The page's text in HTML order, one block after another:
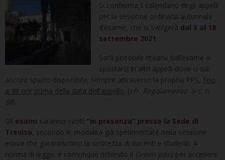
Si conferma il calendario degli appelli
per la sessione ordinaria autunnale
d’esame, che si svolgerà dal 3 al 18
settembre 2021
Sarà possibile ritirarsi dall’esame o
spostarsi in altri appelli dove ci sia
ancora spazio disponibile, sempre attraverso la propria PPS, fino
a 48 ore prima della data dell’appello. (cfr. Regolamento, art. n.
88).
Gli esami saranno svolti “in presenza” presso la Sede di
Treviso, secondo le modalità già sperimentate nella sessione
estiva che garantiscono la sicurezza di docenti e studenti. A
norma di legge, è comunque richiesto il Green pass per accedere